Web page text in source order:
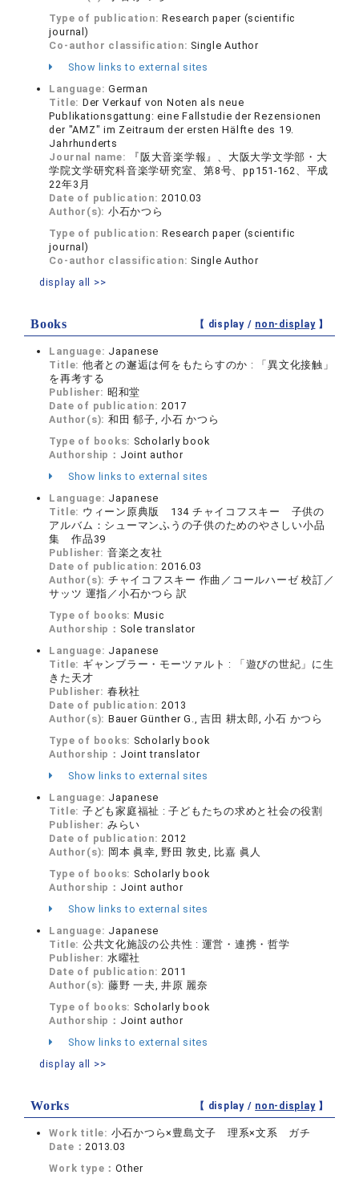
Type of publication:Research paper (scientific
journal)
Co-author classification: Single Author
Show links to external sites
Language:German
Title: Der Verkauf von Noten als neue
Publikationsgattung: eine Fallstudie der Rezensionen
der "AMZ" im Zeitraum der ersten Hälfte des 19.
Jahrhunderts
Journal name:
『阪大音楽学報』、大阪大学文学部・大
学院文学研究科音楽学研究室、第8号、pp151-162、平成
22年3月
Date of publication:2010.03
Author(s): 小石かつら
Type of publication:Research paper (scientific
journal)
Co-author classification: Single Author
display all >>
Books 【 display / non-display】
Language: Japanese
Title: 他者との邂逅は何をもたらすのか : 「異文化接触」
を再考する
Publisher: 昭和堂
Date of publication:2017
Author(s): 和田 郁子, 小石 かつら
Type of books: Scholarly book
Authorship： Joint author
Show links to external sites
Language: Japanese
Title: ウィーン原典版 134 チャイコフスキー 子供の
アルバム：シューマンふうの子供のためのやさしい小品
集 作品39
Publisher: 音楽之友社
Date of publication:2016.03
Author(s): チャイコフスキー 作曲／コールハーゼ 校訂／
サッツ 運指／小石かつら 訳
Type of books: Music
Authorship： Sole translator
Language: Japanese
Title: ギャンブラー・モーツァルト : 「遊びの世紀」に生
きた天才
Publisher: 春秋社
Date of publication:2013
Author(s): Bauer Günther G., 吉田 耕太郎, 小石 かつら
Type of books: Scholarly book
Authorship： Joint translator
Show links to external sites
Language: Japanese
Title: 子ども家庭福祉 : 子どもたちの求めと社会の役割
Publisher: みらい
Date of publication:2012
Author(s): 岡本 眞幸, 野田 敦史, 比嘉 眞人
Type of books: Scholarly book
Authorship： Joint author
Show links to external sites
Language: Japanese
Title: 公共文化施設の公共性 : 運営・連携・哲学
Publisher: 水曜社
Date of publication:2011
Author(s): 藤野 一夫, 井原 麗奈
Type of books: Scholarly book
Authorship： Joint author
Show links to external sites
display all >>
Works 【 display / non-display】
Work title: 小石かつら×豊島文子 理系×文系 ガチ
Date：2013.03
Work type：Other